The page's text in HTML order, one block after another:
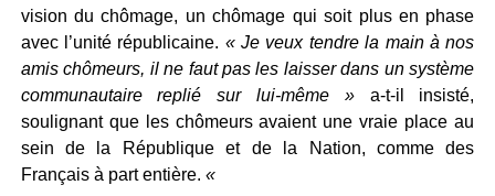
vision du chômage, un chômage qui soit plus en phase
avec l’unité républicaine. « Je veux tendre la main à nos
amis chômeurs, il ne faut pas les laisser dans un système
communautaire replié sur lui-même »a-t-il insisté,
soulignant que les chômeurs avaient une vraie place au
sein de la République et de la Nation, comme des
Français à part entière. «